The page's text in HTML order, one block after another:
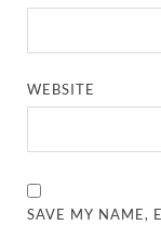
WEBSITE
SAVE MY NAME,